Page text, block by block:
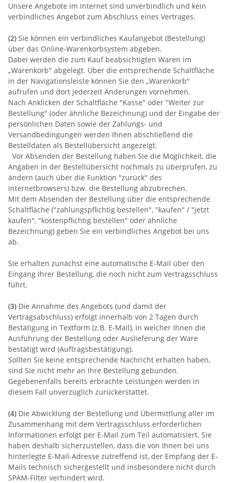
Unsere Angebote im Internet sind unverbindlich und kein
verbindliches Angebot zum Abschluss eines Vertrages.
(2) Sie können ein verbindliches Kaufangebot (Bestellung)
über das Online-Warenkorbsystem abgeben.
Dabei werden die zum Kauf beabsichtigten Waren im
„Warenkorb" abgelegt. Über die entsprechende Schaltfläche
in der Navigationsleiste können Sie den „Warenkorb"
aufrufen und dort jederzeit Änderungen vornehmen.
Nach Anklicken der Schaltfläche "Kasse" oder "Weiter zur
Bestellung" (oder ähnliche Bezeichnung) und der Eingabe der
persönlichen Daten sowie der Zahlungs- und
Versandbedingungen werden Ihnen abschließend die
Bestelldaten als Bestellübersicht angezeigt.
Vor Absenden der Bestellung haben Sie die Möglichkeit, die
Angaben in der Bestellübersicht nochmals zu überprüfen, zu
ändern (auch über die Funktion "zurück" des
Internetbrowsers) bzw. die Bestellung abzubrechen.
Mit dem Absenden der Bestellung über die entsprechende
Schaltfläche ("zahlungspflichtig bestellen", "kaufen" / "jetzt
kaufen", "kostenpflichtig bestellen" oder ähnliche
Bezeichnung) geben Sie ein verbindliches Angebot bei uns
ab.
Sie erhalten zunächst eine automatische E-Mail über den
Eingang Ihrer Bestellung, die noch nicht zum Vertragsschluss
führt.
(3) Die Annahme des Angebots (und damit der
Vertragsabschluss) erfolgt innerhalb von 2 Tagen durch
Bestätigung in Textform (z.B. E-Mail), in welcher Ihnen die
Ausführung der Bestellung oder Auslieferung der Ware
bestätigt wird (Auftragsbestätigung).
Sollten Sie keine entsprechende Nachricht erhalten haben,
sind Sie nicht mehr an Ihre Bestellung gebunden.
Gegebenenfalls bereits erbrachte Leistungen werden in
diesem Fall unverzüglich zurückerstattet.
(4) Die Abwicklung der Bestellung und Übermittlung aller im
Zusammenhang mit dem Vertragsschluss erforderlichen
Informationen erfolgt per E-Mail zum Teil automatisiert. Sie
haben deshalb sicherzustellen, dass die von Ihnen bei uns
hinterlegte E-Mail-Adresse zutreffend ist, der Empfang der E-
Mails technisch sichergestellt und insbesondere nicht durch
SPAM-Filter verhindert wird.